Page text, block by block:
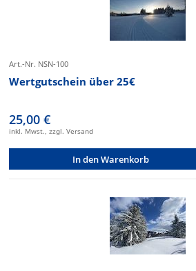
Art.-Nr. NSN-100
Wertgutschein über 25€
25,00 €
inkl. Mwst., zzgl. Versand
In den Warenkorb